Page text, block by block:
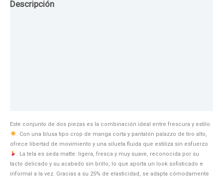
Descripción
Este conjunto de dos piezas es la combinación ideal entre frescura y estilo
. Con una blusa tipo crop de manga corta y pantalón palazzo de tiro alto,
ofrece libertad de movimiento y una silueta fluida que estiliza sin esfuerzo
. La tela es seda matte: ligera, fresca y muy suave, reconocida por su
tacto delicado y su acabado sin brillo, lo que aporta un look sofisticado e
informal a la vez. Gracias a su 25% de elasticidad, se adapta cómodamente